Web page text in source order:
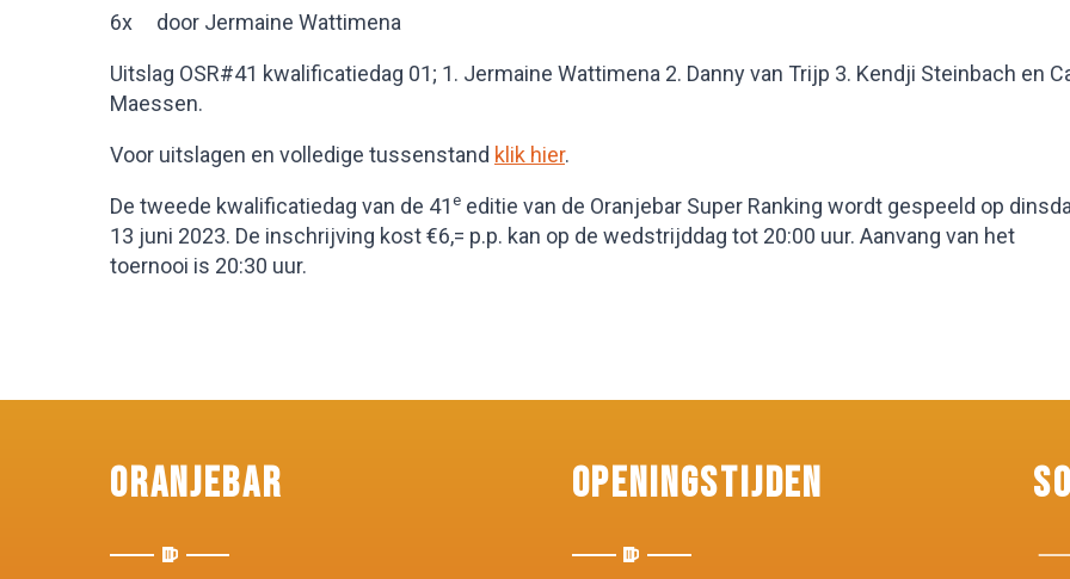
6x door Jermaine Wattimena
Uitslag OSR#41 kwalificatiedag 01; 1. Jermaine Wattimena 2. Danny van Trijp 3. Kendji Steinbach en
Maessen.
Voor uitslagen en volledige tussenstand klik hier.
De tweede kwalificatiedag van de 41e editie van de Oranjebar Super Ranking wordt gespeeld op
13 juni 2023. De inschrijving kost €6,= p.p. kan op de wedstrijddag tot 20:00 uur. Aanvang van het
toernooi is 20:30 uur.
Oranjebar Openingstijden